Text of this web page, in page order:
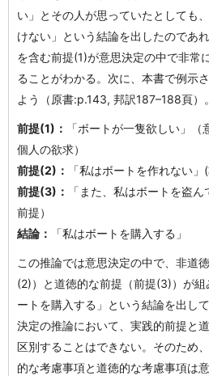
い」とその人が思っていたとしても
けない」という結論を出したのであ
を含む前提(1)が意思決定の中で非常
ることがわかる。次に、本書で例示
よう（原書:p.143, 邦訳187–188頁）。
前提(1)：
「ボートが一隻欲しい」
個人の欲求）
前提(2)：
「私はボートを作れない
前提(3)：
「また、私はボートを盗
前提）
結論：
「私はボートを購入する」
この推論では意思決定の中で、非道
(2)）と道徳的な前提（前提(3)）が
ートを購入する」という結論を出し
決定の推論において、実践的前提と
区別することはできない。そのため
的な考慮事項と道徳的な考慮事項は